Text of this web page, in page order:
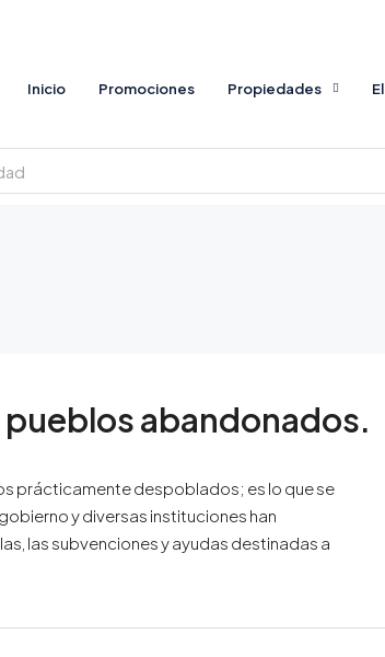
Inicio Promociones Propiedades
pueblos abandonados.
prácticamente despoblados; es lo que se
y diversas instituciones han
las subvenciones y ayudas destinadas a